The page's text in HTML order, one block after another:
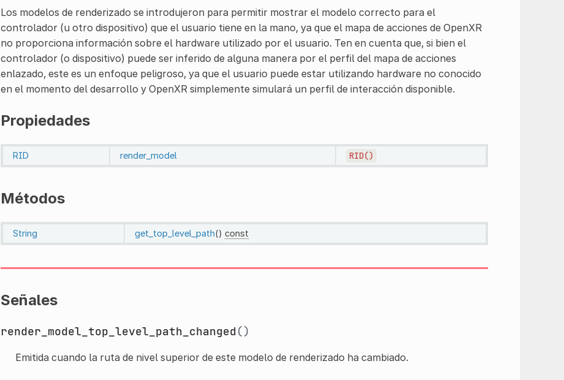
Los modelos de renderizado se introdujeron para permitir mostrar el modelo correcto para el
controlador (u otro dispositivo) que el usuario tiene en la mano, ya que el mapa de acciones de OpenXR
no proporciona información sobre el hardware utilizado por el usuario. Ten en cuenta que, si bien el
controlador (o dispositivo) puede ser inferido de alguna manera por el perfil del mapa de acciones
enlazado, este es un enfoque peligroso, ya que el usuario puede estar utilizando hardware no conocido
en el momento del desarrollo y OpenXR simplemente simulará un perfil de interacción disponible.
Propiedades
RID render_model RID()
Métodos
String get_top_level_path() const
Señales
render_model_top_level_path_changed()
Emitida cuando la ruta de nivel superior de este modelo de renderizado ha cambiado.